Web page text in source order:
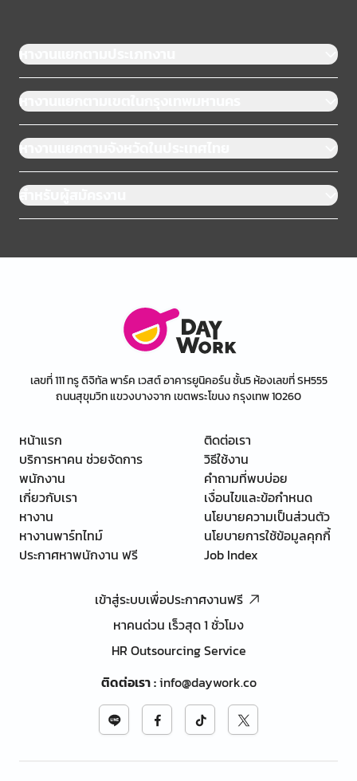
หางานแยกตามประเภทงาน
หางานแยกตามเขตในกรุงเทพมหานคร
หางานแยกตามจังหวัดในประเทศไทย
สำหรับผู้สมัครงาน
เลขที่ 111 ทรู ดิจิทัล พาร์ค เวสต์ อาคารยูนิคอร์น ชั้น5 ห้องเลขที่ SH555
ถนนสุขุมวิท แขวงบางจาก เขตพระโขนง กรุงเทพ 10260
หน้าแรก
บริการหาคน ช่วยจัดการ
พนักงาน
เกี่ยวกับเรา
หางาน
หางานพาร์ทไทม์
ประกาศหาพนักงาน ฟรี
ติดต่อเรา
วิธีใช้งาน
คำถามที่พบบ่อย
เงื่อนไขและข้อกำหนด
นโยบายความเป็นส่วนตัว
นโยบายการใช้ข้อมูลคุกกี้
Job Index
เข้าสู่ระบบเพื่อประกาศงานฟรี
หาคนด่วน เร็วสุด 1 ชั่วโมง
HR Outsourcing Service
ติดต่อเรา:info@daywork.co